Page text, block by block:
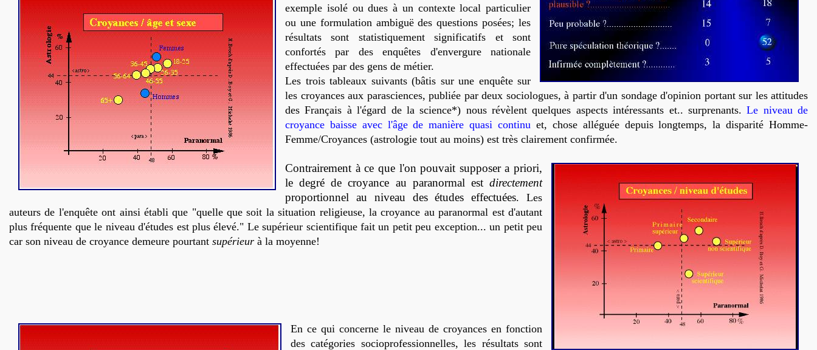
exemple isolé ou dues à un contexte local particulier
ou une formulation ambiguë des questions posées; les
résultats sont statistiquement significatifs et sont
confortés par des enquêtes d'envergure nationale
effectuées par des gens de métier.
Les trois tableaux suivants (bâtis sur une enquête sur
les croyances aux parasciences, publiée par deux sociologues, à partir d'un sondage d'opinion portant sur les attitudes
des Français à l'égard de la science*) nous révèlent quelques aspects intéressants et.. surprenants.Le niveau de
croyance baisse avec l'âge de manière quasi continu et, chose alléguée depuis longtemps, la disparité Homme-
Femme/Croyances (astrologie tout au moins) est très clairement confirmée.
Contrairement à ce que l'on pouvait supposer a priori,
le degré de croyance au paranormal est directement
proportionnel au niveau des études effectuées. Les
auteurs de l'enquête ont ainsi établi que "quelle que soit la situation religieuse, la croyance au paranormal est d'autant
plus fréquente que le niveau d'études est plus élevé." Le supérieur scientifique fait un petit peu exception... un petit peu
car son niveau de croyance demeure pourtant supérieur à la moyenne!
En ce qui concerne le niveau de croyances en fonction
des catégories socioprofessionnelles, les résultats sont